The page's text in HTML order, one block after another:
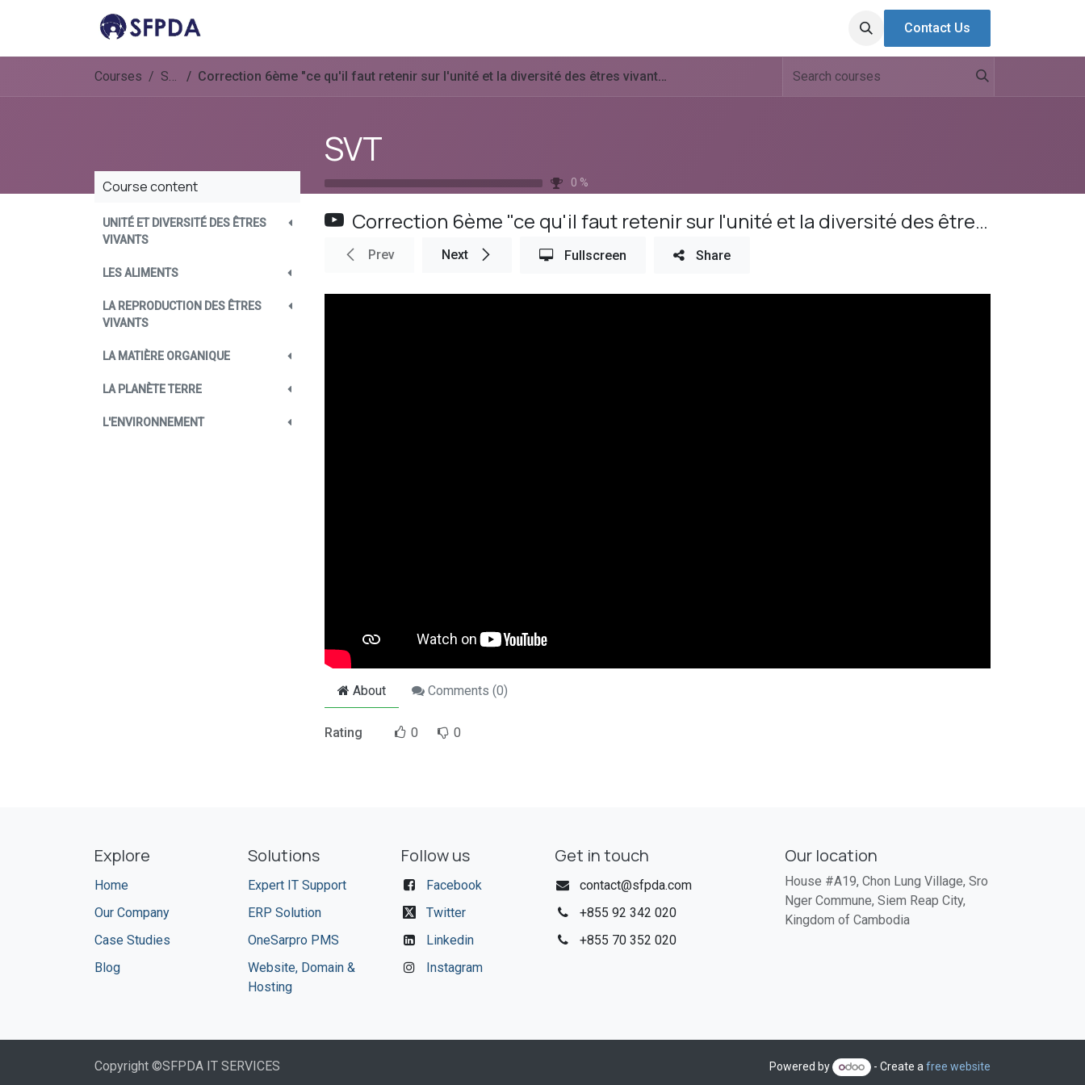
Contact Us
Courses SVT Correction 6ème "ce qu'il faut retenir sur l'unité et la diversité des êtres vivants" séance 1
SVT
0 %
Course content
UNITÉ ET DIVERSITÉ DES ÊTRES
VIVANTS
LES ALIMENTS
LA REPRODUCTION DES ÊTRES
VIVANTS
LA MATIÈRE ORGANIQUE
LA PLANÈTE TERRE
L'ENVIRONNEMENT
Correction 6ème "ce qu'il faut retenir sur l'unité et la diversité des êtres vivants" séance 1
Prev Next Fullscreen Share
About Comments (0)
Rating 0 0
Explore
Home
Our Company
Case Studies
Blog
Solutions
Expert IT Support
ERP Solution
OneSarpro PMS
Website, Domain &
Hosting
Follow us
Facebook
Twitter
Linkedin
Instagram
Get in touch
contact@sfpda.com
+855 92 342 020​
+855 70 352 020
Our location
House #A19, Chon Lung Village, Sro
Nger Commune, Siem Reap City,
Kingdom of Cambodia
Copyright ©SFPDA IT SERVICES Powered by - Create afree website